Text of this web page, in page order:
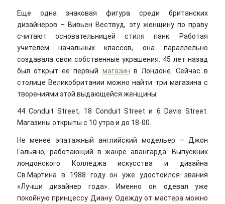
Еще одна знаковая фигура среди британских
дизайнеров – Вивьен Вествуд, эту женщину по праву
считают основательницей стиля панк. Работая
учителем начальных классов, она параллельно
создавала свои собственные украшения. 45 лет назад
был открыт ее первый магазин в Лондоне. Сейчас в
столице Великобритании можно найти три магазина с
творениями этой выдающейся женщины:
44 Conduit Street, 18 Conduit Street и 6 Davis Street.
Магазины открыты с 10 утра и до 18-00.
Не менее эпатажный английский модельер – Джон
Гальяно, работающий в жанре авангарда. Выпускник
лондонского Колледжа искусства и дизайна
Св.Мартина в 1988 году он уже удостоился звания
«Лучши дизайнер года». Именно он одевал уже
покойную принцессу Диану. Одежду от мастера можно